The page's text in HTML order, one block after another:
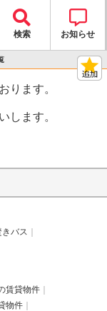
検索 お知らせ
ります。
します。
バス
賃貸物件
物件